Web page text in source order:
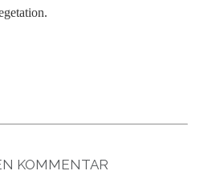
KOMMENTAR